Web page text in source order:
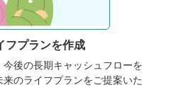
フプランを作成
後の長期キャッシュフローを
のライフプランをご提案いた